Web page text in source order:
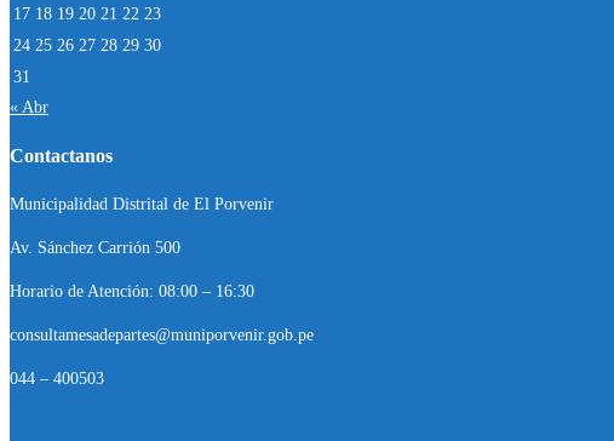
17 18 19 20 21 22 23
24 25 26 27 28 29 30
31
« Abr
Contactanos
Municipalidad Distrital de El Porvenir
Av. Sánchez Carrión 500
Horario de Atención: 08:00 – 16:30
consultamesadepartes@muniporvenir.gob.pe
044 – 400503